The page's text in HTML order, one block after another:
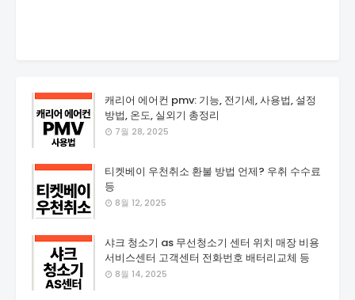
캐리어 에어컨 pmv: 기능, 전기세, 사용법, 설정
방법, 온도, 실외기 총정리
7월 28, 2025
티켓베이 우천취소 환불 방법 언제? 우취 수수료
등
8월 12, 2025
샤크 청소기 as 무선청소기 센터 위치 매장 비용
서비스센터 고객센터 전화번호 배터리교체 등
8월 14, 2025